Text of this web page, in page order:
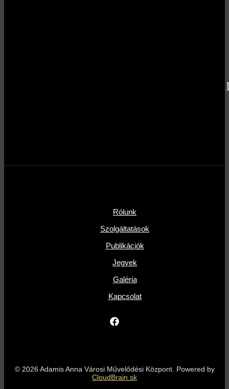
Rólunk
Szolgáltatások
Publikációk
Jegyek
Galéria
Kapcsolat
© 2026 Adamis Anna Városi Művelődési Központ. Powered by
CloudBrain.sk